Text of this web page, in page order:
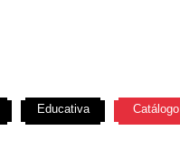
Educativa Catálogo